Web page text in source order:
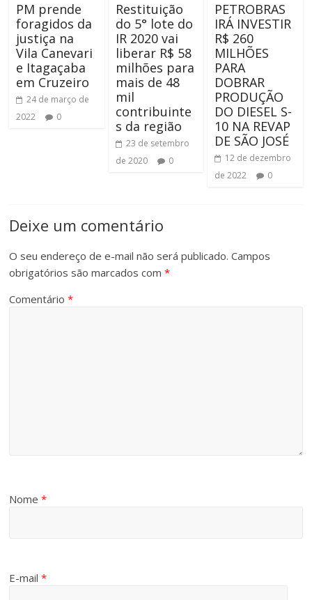
PM prende
foragidos da
justiça na
Vila Canevari
e Itagaçaba
em Cruzeiro
24 de março de
2022
0
Restituição
do 5° lote do
IR 2020 vai
liberar R$ 58
milhões para
mais de 48
mil
contribuinte
s da região
23 de setembro
de 2020
0
PETROBRAS
IRÁ INVESTIR
R$ 260
MILHÕES
PARA
DOBRAR
PRODUÇÃO
DO DIESEL S-
10 NA REVAP
DE SÃO JOSÉ
12 de dezembro
de 2022
0
Deixe um comentário
O seu endereço de e-mail não será publicado. Campos
obrigatórios são marcados com*
Comentário*
Nome*
E-mail*